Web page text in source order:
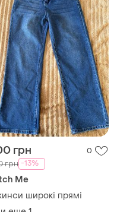
грн 0
грн -13%
Me
Джинси широкі прямі